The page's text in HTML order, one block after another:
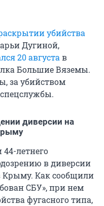
убийства
Дугиной,
20 августав
Большие Вяземы.
за убийством
диверсии на
летнего
в диверсии
Крыму. Как сообщили
СБУ», при нем
фугасного типа,